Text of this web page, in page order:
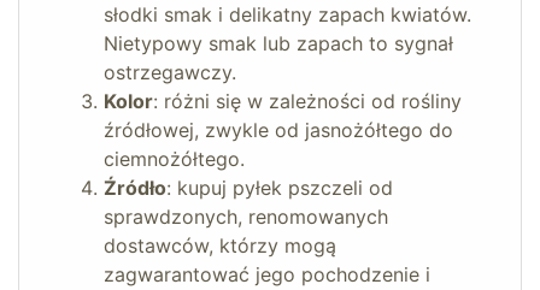
słodki smak i delikatny zapach kwiatów.
Nietypowy smak lub zapach to sygnał
ostrzegawczy.
Kolor: różni się w zależności od rośliny
źródłowej, zwykle od jasnożółtego do
ciemnożółtego.
Źródło: kupuj pyłek pszczeli od
sprawdzonych, renomowanych
dostawców, którzy mogą
zagwarantować jego pochodzenie i